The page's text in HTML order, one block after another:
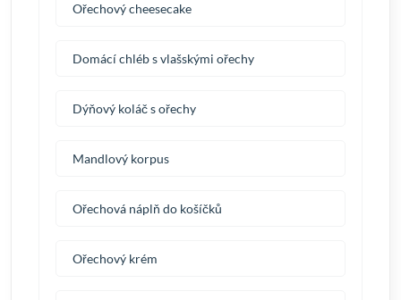
Ořechový cheesecake
Domácí chléb s vlašskými ořechy
Dýňový koláč s ořechy
Mandlový korpus
Ořechová náplň do košíčků
Ořechový krém